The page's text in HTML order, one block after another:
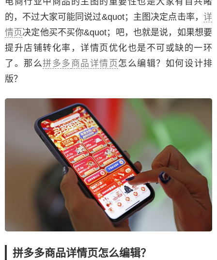
的，不过大家可能同说过&quot；主图决定点击率， 详
情页决定他买不买你&quot；吧，也就是说，如果想要
提升店铺转化率，详情页优化也是不可或缺的一环
了。那么拼多多 商品详情页 怎么编辑？如何设计排
版？
拼多多商品详情页怎么编辑？